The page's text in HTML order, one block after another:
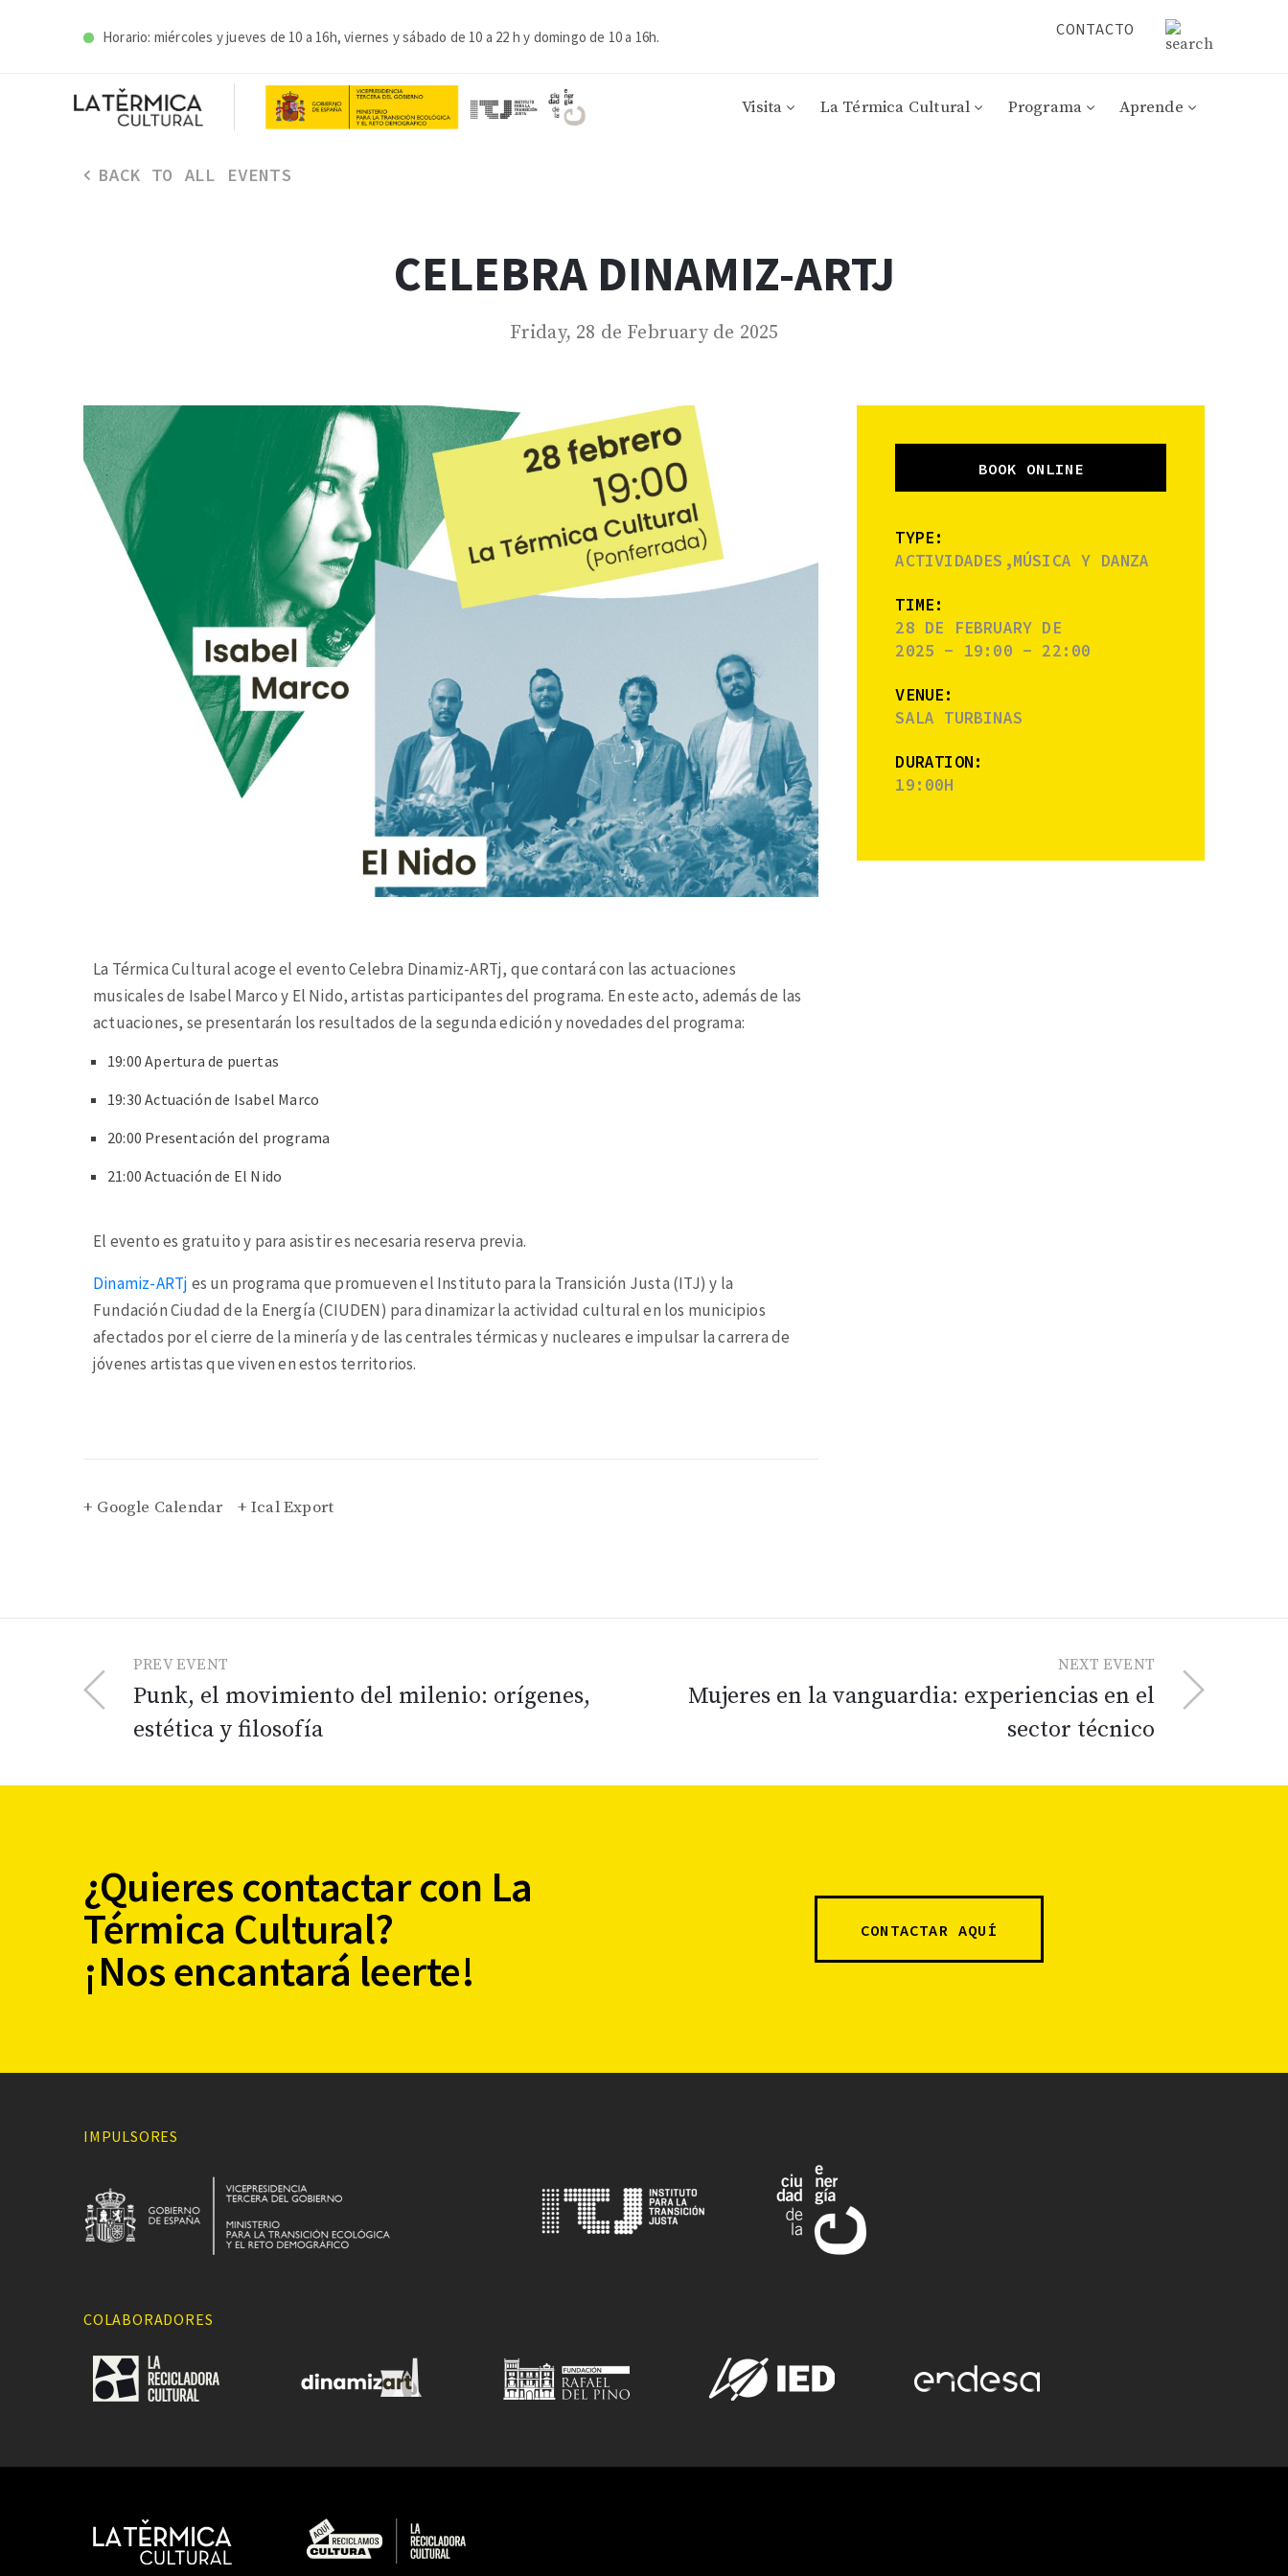
Horario: miércoles y jueves de 10 a 16h, viernes y sábado de 10 a 22 h y domingo de 10 a 16h. CONTACTO
Visita La Térmica Cultural Programa Aprende
BACK TO ALL EVENTS
CELEBRA DINAMIZ-ARTJ
Friday, 28 de February de 2025
La Térmica Cultural acoge el evento Celebra Dinamiz-ARTj, que contará con las actuaciones
musicales de Isabel Marco y El Nido, artistas participantes del programa. En este acto, además de las
actuaciones, se presentarán los resultados de la segunda edición y novedades del programa:
19:00 Apertura de puertas
19:30 Actuación de Isabel Marco
20:00 Presentación del programa
21:00 Actuación de El Nido
El evento es gratuito y para asistir es necesaria reserva previa.
Dinamiz-ARTj es un programa que promueven el Instituto para la Transición Justa (ITJ) y la
Fundación Ciudad de la Energía (CIUDEN) para dinamizar la actividad cultural en los municipios
afectados por el cierre de la minería y de las centrales térmicas y nucleares e impulsar la carrera de
jóvenes artistas que viven en estos territorios.
+ Google Calendar + Ical Export
BOOK ONLINE
TYPE:
ACTIVIDADES,MÚSICA Y DANZA
TIME:
28 DE FEBRUARY DE
2025 - 19:00 - 22:00
VENUE:
SALA TURBINAS
DURATION:
19:00H
PREV EVENT
Punk, el movimiento del milenio: orígenes,
estética y filosofía
NEXT EVENT
Mujeres en la vanguardia: experiencias en el
sector técnico
¿Quieres contactar con La
Térmica Cultural?
¡Nos encantará leerte!
CONTACTAR AQUÍ
IMPULSORES
COLABORADORES